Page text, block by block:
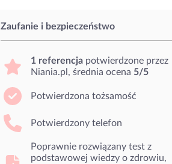
Zaufanie i bezpieczeństwo
1 referencja potwierdzone przez
Niania.pl, średnia ocena 5/5
Potwierdzona tożsamość
Potwierdzony telefon
Poprawnie rozwiązany test z
podstawowej wiedzy o zdrowiu,